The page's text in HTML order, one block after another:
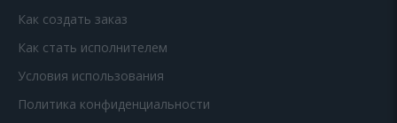
Как создать заказ
Как стать исполнителем
Условия использования
Политика конфиденциальности